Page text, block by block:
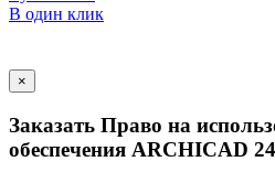
В один клик
×
Заказать Право на
обеспечения ARCHICAD